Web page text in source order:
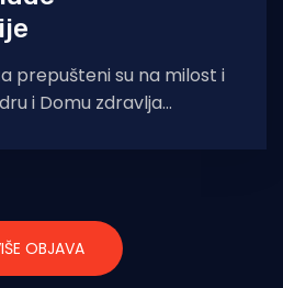
prepušteni su na milost i
i Domu zdravlja
OBJAVA